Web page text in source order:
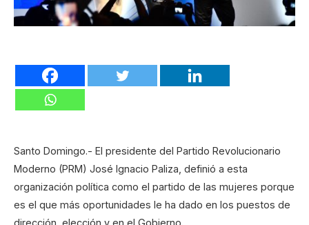
Santo Domingo.- El presidente del Partido Revolucionario
Moderno (PRM) José Ignacio Paliza, definió a esta
organización política como el partido de las mujeres porque
es el que más oportunidades le ha dado en los puestos de